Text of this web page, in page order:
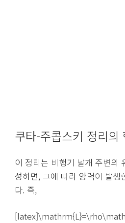
쿠타-주콥스키 정리의
이 정리는 비행기 날개 주변의
성하면, 그에 따라 양력이 발생
다. 즉,